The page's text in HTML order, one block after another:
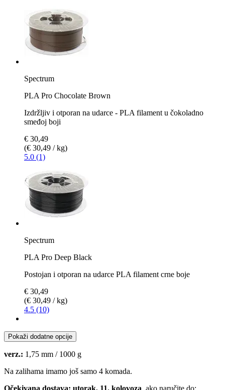
Spectrum
PLA Pro Chocolate Brown
Izdržljiv i otporan na udarce - PLA filament u čokoladno
smeđoj boji
€ 30,49
(€ 30,49 / kg)
5.0 (1)
Spectrum
PLA Pro Deep Black
Postojan i otporan na udarce PLA filament crne boje
€ 30,49
(€ 30,49 / kg)
4.5 (10)
Pokaži dodatne opcije
verz.: 1,75 mm / 1000 g
Na zalihama imamo još samo 4 komada.
Očekivana dostava: utorak, 11. kolovoza , ako naručite do: